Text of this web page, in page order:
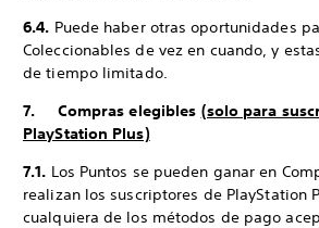
6.4. Puede haber otras oportunidades
Coleccionables de vez en cuando, y
de tiempo limitado.
7. Compras elegibles (solo para
PlayStation Plus)
7.1. Los Puntos se pueden ganar en
realizan los suscriptores de PlayStation
cualquiera de los métodos de pago